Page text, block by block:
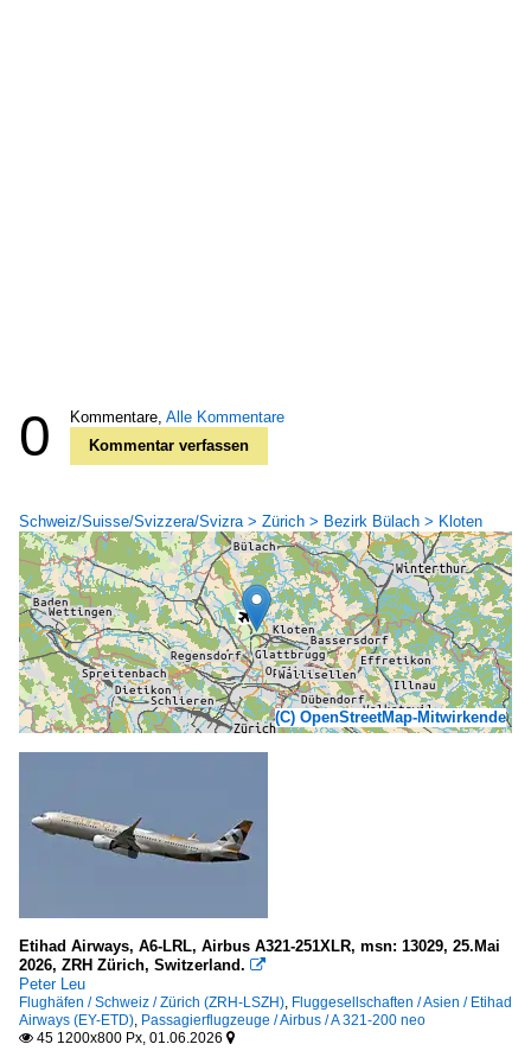
0 Kommentare, Alle Kommentare
Kommentar verfassen
Schweiz/Suisse/Svizzera/Svizra > Zürich > Bezirk Bülach > Kloten
(C) OpenStreetMap-Mitwirkende
Etihad Airways, A6-LRL, Airbus A321-251XLR, msn: 13029, 25.Mai
2026, ZRH Zürich, Switzerland. 
Peter Leu
Flughäfen / Schweiz / Zürich (ZRH-LSZH), Fluggesellschaften / Asien / Etihad
Airways (EY-ETD), Passagierflugzeuge / Airbus / A 321-200 neo
 45 1200x800 Px, 01.06.2026 